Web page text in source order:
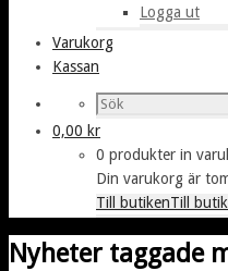
Logga ut
Varukorg
Kassan
0,00 kr
0 produkter in
Din varukorg är
Till butikenTill
Nyheter taggade